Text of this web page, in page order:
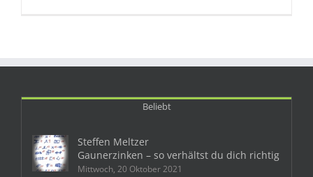
Beliebt
Steffen Meltzer
Gaunerzinken – so verhältst du dich richtig
Mittwoch, 20 Oktober 2021